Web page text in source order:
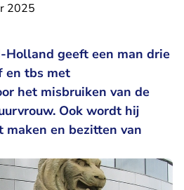
2025
Holland geeft een man drie
en tbs met
het misbruiken van de
Ook wordt hij
maken en bezitten van